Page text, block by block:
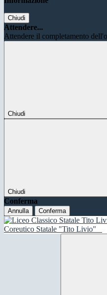
Chiudi
Attendere...
Attendere il completamento
Chiudi
Chiudi
Conferma
Annulla Conferma
Coreutico Statale "Tito Livio"